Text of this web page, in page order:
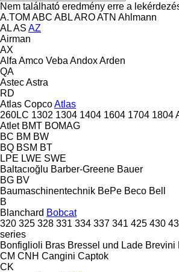
Nem található eredmény erre a
A.TOM ABC ABLAROATN Ahlmann
ALAS AZ
Airman
AX
Alfa Amco Veba AndoxArden
QA
AstecAstra
RD
Atlas CopcoAtlas
260LC 1302 1304 1404 1604 1704 1804
Atlet BMT BOMAG
BC BM BW
BQ BSM BT
LPE LWE SWE
Baltacıoğlu Barber-Greene Bauer
BG BV
Baumaschinentechnik BePe Beco Bell
B
Blanchard Bobcat
320 325 328 331 334 337 341 425 430
series
Bonfiglioli Bras Bressel und Lade Brevini
CM CNH Cangini Captok
CK